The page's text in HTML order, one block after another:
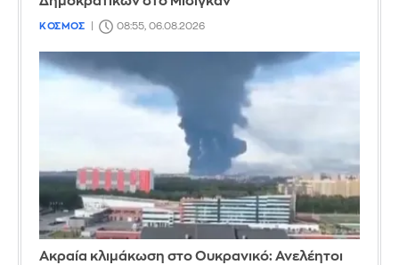
ΚΟΣΜΟΣ 08:55, 06.08.2026
Ακραία κλιμάκωση στο Ουκρανικό: Ανελέητοι